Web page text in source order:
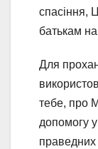
спасіння,
батькам
Для
тебе, про
допомогу